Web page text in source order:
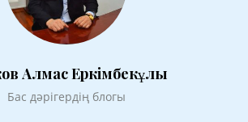
Алмас Еркімбекұлы
Бас дәрігердің блогы